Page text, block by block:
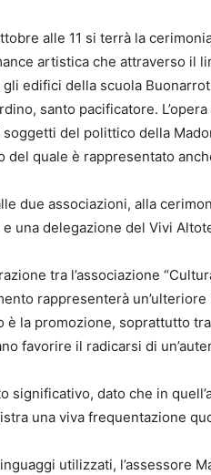
alle 11 si terrà la
artistica che attraverso il
edifici della scuola
santo pacificatore.
del polittico della
del quale è rappresentato
due associazioni, alla
e una delegazione del Vivi
tra l’associazione
rappresenterà
è la promozione, soprattutto
favorire il radicarsi di
significativo, dato che in
una viva frequentazione
utilizzati, l’assessore